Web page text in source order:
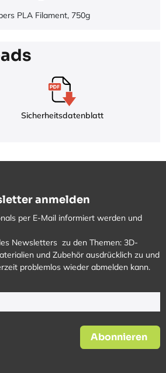
PLA Filament, 750g
Sicherheitsdatenblatt
anmelden
per E-Mail informiert werden und
Newsletters zu den Themen: 3D-
und Zubehör ausdrücklich zu und
problemlos wieder abmelden kann.
Abonnieren